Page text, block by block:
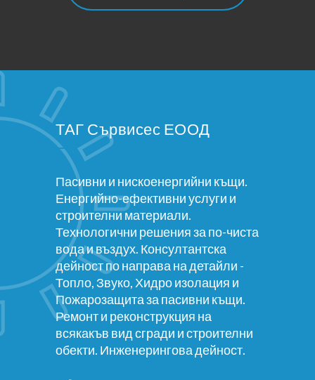
ТАГ Сървисес ЕООД
Пасивни и нискоенергийни къщи.
Енергийно-ефективни услуги и
строителни материали.
Технологични решения за по-чиста
вода и въздух. Консултантска
дейност по направа на детайли -
Топло, Звуко, Хидро изолация и
Пожарозащита за пасивни къщи.
Ремонт и реконструкция на
всякакъв вид сгради и строителни
обекти. Инженерингова дейност.